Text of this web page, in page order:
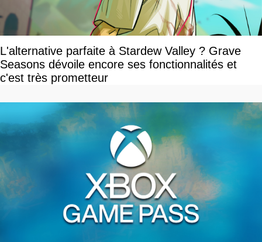
L'alternative parfaite à Stardew Valley ? Grave
Seasons dévoile encore ses fonctionnalités et
c'est très prometteur